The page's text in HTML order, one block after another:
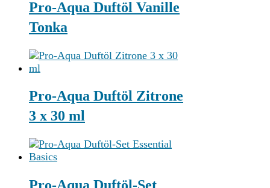
Pro-Aqua Duftöl Vanille
Tonka
Pro-Aqua Duftöl Zitrone
3 x 30 ml